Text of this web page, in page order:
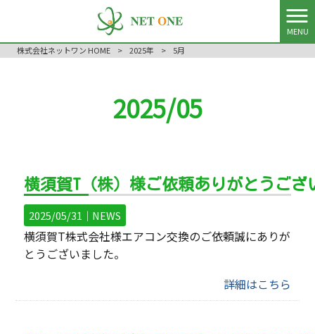
MENU
株式会社ネットワン HOME
> 2025年 > 5月
2025/05
横須賀T（株）様ご依頼ありがとうござ
2025/05/31｜ NEWS
横須賀T株式会社様エアコン交換のご依頼誠にありが
とうございました。
詳細はこちら